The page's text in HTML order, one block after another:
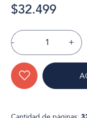
$32.499
- +